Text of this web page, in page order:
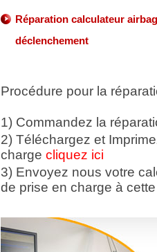
Réparation calculateur
déclenchement
Procédure pour la
1) Commandez la
2) Téléchargez et
charge cliquez ici
3) Envoyez nous votre
de prise en charge à